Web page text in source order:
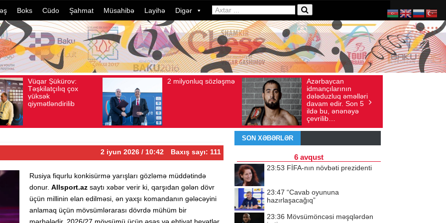
Boks Cüdo Şahmat Müsahibə Layihə Digər
2 milyonluq sözləşmə
Baxış sayı: 80
Avqust 04, 2026
Azərbaycan
dələduzluq əməlləri
davam edir. Son 5
ildə bu, ənənəyə
Baxış sayı: 136
Avqust 04, 2026
Ad gününü vətənində
qeyd etməsə də,
ürəyi hər zaman
doğma yurdu ilə
döyünür
İyul 30, 2026
2 iyun 2026 / 10:42 Baxış sayı: 111
Rusiya fiqurlu konkisürmə yarışları gözləmə müddətində
donur. Allsport.az saytı xəbər verir ki, qarşıdan gələn dövr
üçün millinin elan edilməsi, ən yaxşı komandanın gələcəyini
anlamaq üçün mövsümlərarası dövrdə mühüm bir
SON XƏBƏRLƏR
6 avqust
23:53 FİFA-nın növbəti prezidenti
23:47 “Cavab oyununa
hazırlaşacağıq”
23:36 Mövsümöncəsi məşqlərdən